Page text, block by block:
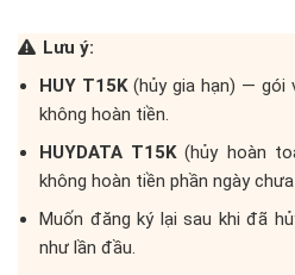
Lưu ý:
HUY T15K(hủy gia hạn) — gói
không hoàn tiền.
HUYDATA T15K(hủy hoàn
không hoàn tiền phần ngày
Muốn đăng ký lại sau khi đã
như lần đầu.